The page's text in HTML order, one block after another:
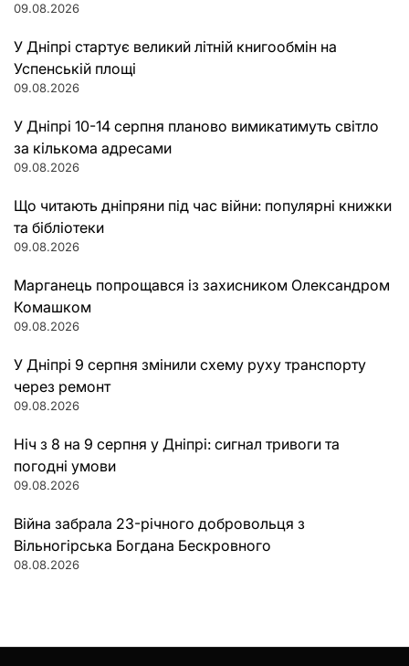
09.08.2026
У Дніпрі стартує великий літній книгообмін на
Успенській площі
09.08.2026
У Дніпрі 10-14 серпня планово вимикатимуть світло
за кількома адресами
09.08.2026
Що читають дніпряни під час війни: популярні книжки
та бібліотеки
09.08.2026
Марганець попрощався із захисником Олександром
Комашком
09.08.2026
У Дніпрі 9 серпня змінили схему руху транспорту
через ремонт
09.08.2026
Ніч з 8 на 9 серпня у Дніпрі: сигнал тривоги та
погодні умови
09.08.2026
Війна забрала 23-річного добровольця з
Вільногірська Богдана Бескровного
08.08.2026